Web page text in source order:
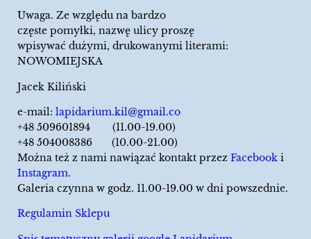
Uwaga. Ze względu na bardzo
częste pomyłki, nazwę ulicy proszę
wpisywać dużymi, drukowanymi literami:
NOWOMIEJSKA
Jacek Kiliński
e-mail: lapidarium.kil@gmail.co
+48 509601894 (11.00-19.00)
+48 504008386 (10.00-21.00)
Można też z nami nawiązać kontakt przez Facebook i
Instagram.
Galeria czynna w godz. 11.00-19.00 w dni powszednie.
Regulamin Sklepu